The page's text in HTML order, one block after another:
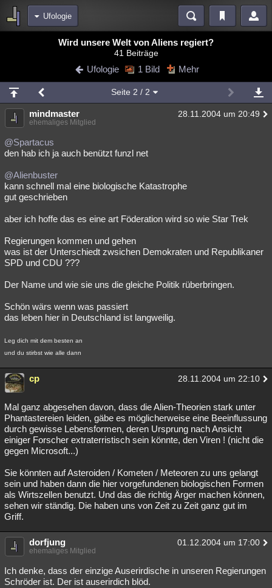
Ufologie
Blogs
Chat Wiki Neuigkeiten
meine Rubriken
Menschen Wissenschaft Mystery Kriminalfälle
Spiritualität
weitere Rubriken
Philosophie
Astronomie Helpdesk Gruppen Gaming Filme
Musik Clash Verbesserungen Allmystery English
Übersichten
Besucht Teilgenommen Alle Neue Geschlossen
Lesenswert Schlüsselwörter
Wird unsere Welt von Aliens regiert?
41 Beiträge
Ufologie 1 Bild Mehr
Seite 2 / 2
mindmaster 28.11.2004 um 20:49
ehemaliges Mitglied
@Spartacus
den hab ich ja auch benützt funzl net
@Alienbuster
kann schnell mal eine biologische Katastrophe
gut geschrieben
aber ich hoffe das es eine art Föderation wird so wie Star Trek
Regierungen kommen und gehen
was ist der Unterschiedt zwsichen Demokraten und Republikaner
SPD und CDU ???
Der Name und wie sie uns die gleiche Politik rüberbringen.
Schön wärs wenn was passiert
das leben hier in Deutschland ist langweilig.
Leg dich mit dem besten an
und du stirbst wie alle dann
cp 28.11.2004 um 22:10
Mal ganz abgesehen davon, dass die Alien-Theorien stark unter
Phantastereien leiden, gäbe es möglicherweise eine Beeinflussung
durch gewisse Lebensformen, deren Ursprung nach Ansicht
einiger Forscher extraterristisch sein könnte, den Viren ! (nicht die
gegen Microsoft...)
Sie könnten auf Asteroiden / Kometen / Meteoren zu uns gelangt
sein und haben dann die hier vorgefundenen biologischen Formen
als Wirtszellen benutzt. Und das die richtig Ärger machen können,
sehen wir ständig. Die haben uns von Zeit zu Zeit ganz gut im
Griff.
dorfjung 01.12.2004 um 17:00
ehemaliges Mitglied
Ich denke, dass der einzige Auserirdische in unseren Regierungen
Schröder ist. Der ist auserirdich blöd.